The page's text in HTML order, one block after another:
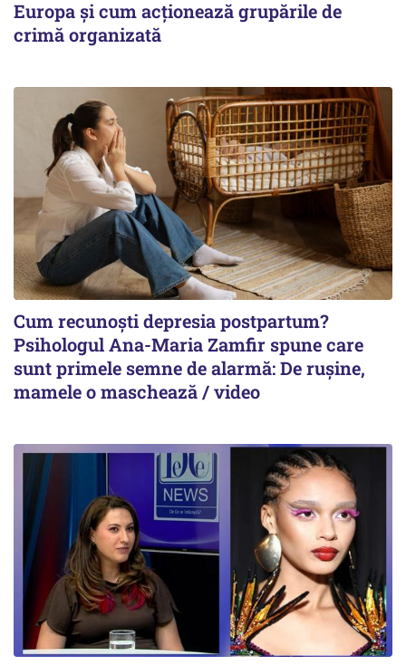
Europa și cum acționează grupările de
crimă organizată
Cum recunoști depresia postpartum?
Psihologul Ana-Maria Zamfir spune care
sunt primele semne de alarmă: De rușine,
mamele o maschează / video